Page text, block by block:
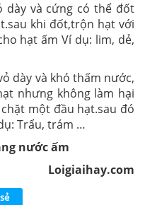
và cứng có thể đốt
khi đốt,trộn hạt với
hạt ấm Ví dụ: lim, dẻ,
dày và khó thấm nước,
nhưng không làm hại
một đầu hạt.sau đó
Trẩu, trám …
nước ấm
Loigiaihay.com